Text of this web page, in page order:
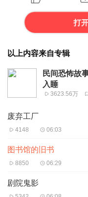
打
以上内容来自专辑
民间恐怖故
入睡
3623.56万
废弃工厂
4148 06:03
图书馆的旧书
8850 06:29
剧院鬼影